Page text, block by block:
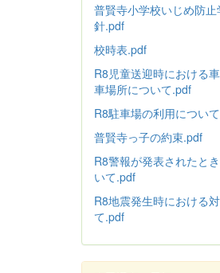
普賢寺小学校いじめ防
針.pdf
校時表.pdf
R8児童送迎時における
車場所について.pdf
R8駐車場の利用につい
普賢寺っ子の約束.pdf
R8警報が発表されたと
いて.pdf
R8地震発生時における
て.pdf